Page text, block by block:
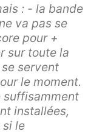
: - la bande
va pas se
pour +
sur toute la
servent
le moment.
suffisamment
installées,
si le